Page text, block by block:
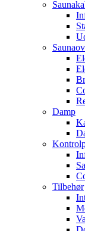
Damp
Tilbehør